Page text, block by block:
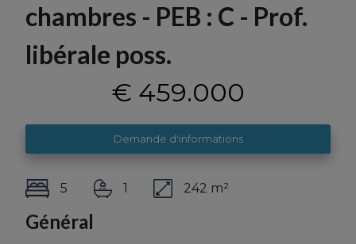
chambres - PEB : C - Prof.
libérale poss.
€ 459.000
Demande d'informations
5 1 242 m²
Général